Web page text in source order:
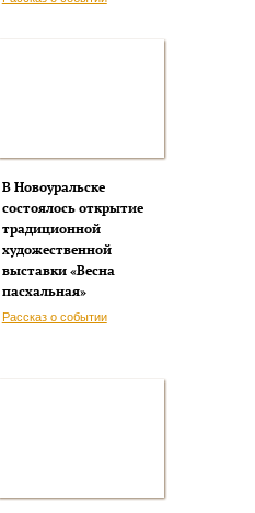
В Новоуральске
состоялось открытие
традиционной
художественной
выставки «Весна
пасхальная»
Рассказ о событии